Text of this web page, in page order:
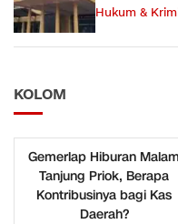
Hukum &
KOLOM
Gemerlap Hiburan Malam
Tanjung Priok, Berapa
Kontribusinya bagi Kas
Daerah?